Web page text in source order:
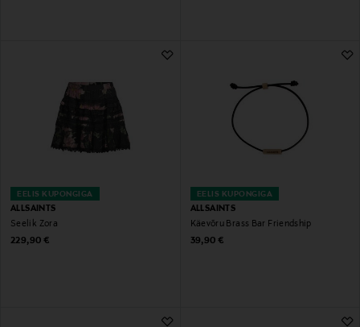
EELIS KUPONGIGA
ALLSAINTS
Seelik Zora
Original Price
229,90 €
EELIS KUPONGIGA
ALLSAINTS
Käevõru Brass Bar Friendship
Original Price
39,90 €